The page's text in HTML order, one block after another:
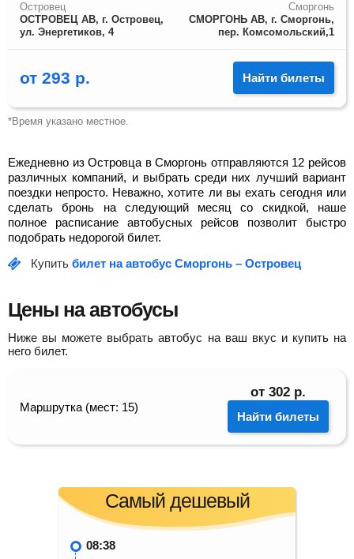
Островец
ОСТРОВЕЦ АВ, г. Островец,
ул. Энергетиков, 4
Сморгонь
СМОРГОНЬ АВ, г. Сморгонь,
пер. Комсомольский,1
от 293 р. Найти билеты
*Время указано местное.
Ежедневно из Островца в Сморгонь отправляются 12 рейсов
различных компаний, и выбрать среди них лучший вариант
поездки непросто. Неважно, хотите ли вы ехать сегодня или
сделать бронь на следующий месяц со скидкой, наше
полное расписание автобусных рейсов позволит быстро
подобрать недорогой билет.
Купить билет на автобус Сморгонь – Островец
Цены на автобусы
Ниже вы можете выбрать автобус на ваш вкус и купить на
него билет.
Маршрутка (мест: 15)
от 302 р.
Найти билеты
Самый дешевый
08:38